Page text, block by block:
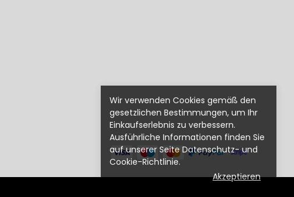
Wir verwenden Cookies gemäß den
gesetzlichen Bestimmungen, um Ihr
Einkaufserlebnis zu verbessern.
Ausführliche Informationen finden Sie
auf unserer Seite Datenschutz- und
Cookie-Richtlinie.
Akzeptieren